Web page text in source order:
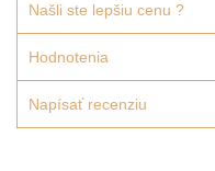
Našli ste lepšiu cenu ?
Hodnotenia
Napísať recenziu